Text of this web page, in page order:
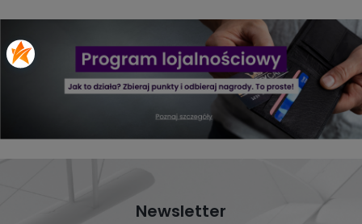
Newsletter